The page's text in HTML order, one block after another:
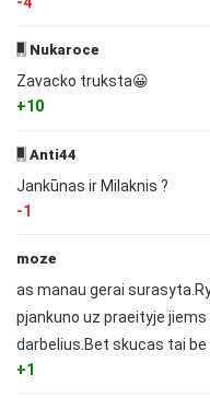
Nukaroce
Zavacko truksta😀
+10
Anti44
Jankūnas ir Milaknis ?
-1
moze
as manau gerai
pjankuno uz praeityje
darbelius.Bet skucas tai
+1